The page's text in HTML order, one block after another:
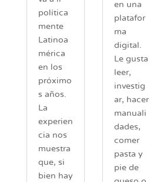
política
mente
Latinoa
mérica
en los
próximo
s años.
La
experien
cia nos
muestra
que, si
bien hay
en una
platafor
ma
digital.
Le gusta
leer,
investig
ar, hacer
manuali
dades,
comer
pasta y
pie de